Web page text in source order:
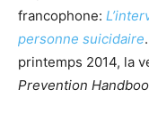
francophone:
personne suicidaire
printemps 2014, la
Prevention